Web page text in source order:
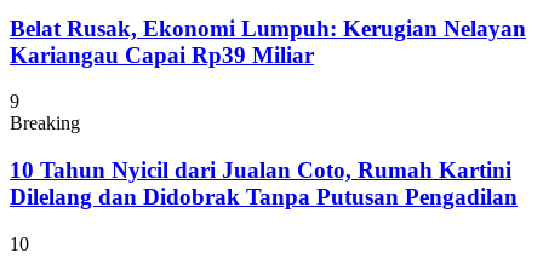
Belat Rusak, Ekonomi Lumpuh: Kerugian Nelayan
Kariangau Capai Rp39 Miliar
9
Breaking
10 Tahun Nyicil dari Jualan Coto, Rumah Kartini
Dilelang dan Didobrak Tanpa Putusan Pengadilan
10